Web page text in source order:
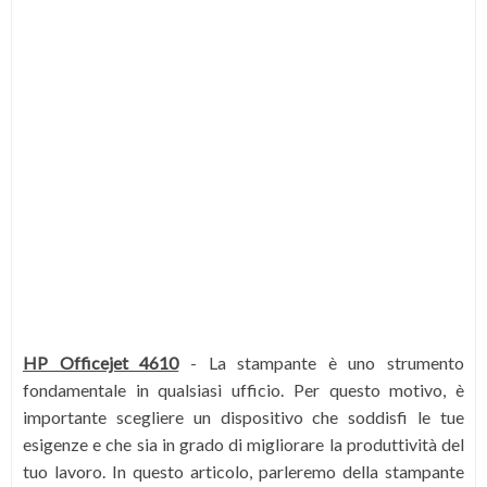
HP Officejet 4610- La stampante è uno strumento
fondamentale in qualsiasi ufficio. Per questo motivo, è
importante scegliere un dispositivo che soddisfi le tue
esigenze e che sia in grado di migliorare la produttività del
tuo lavoro. In questo articolo, parleremo della stampante